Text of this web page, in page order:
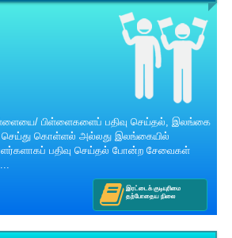
பிள்ளைகளைப் பதிவு செய்தல், இலங்கை
செய்து கொள்ளல் அல்லது இலங்கையில்
பதிவு செய்தல் போன்ற சேவைகள்
இரட்டைக் குடியுரிமை
தற்போதைய நிலை